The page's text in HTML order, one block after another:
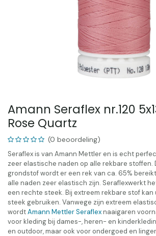
Amann Seraflex nr.120
Rose Quartz
(0 beoordeling)
Seraflex is van Amann Mettler en is echt
zeer elastische naden op alle rekbare stoffen.
grondstof wordt er een rek van ca. 65%
alle naden zeer elastisch zijn. Seraflexwerkt
een rechte steek. Bij extreem rekbare stof kan
steek gebruiken. Vanwege zijn extreem
wordtAmann Mettler Seraflexnaaigaren
voor kleding bij dames-, heren- en
en outdoor, maar ook voor ondergoed en